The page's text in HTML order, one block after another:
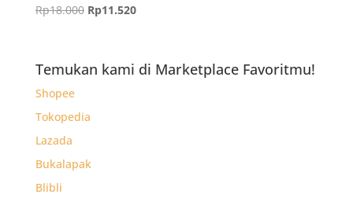
Rp18.000 Harga
Rp18.000.
Rp11.520Harga
adalah:
Temukan kami di Marketplace Favoritmu!
Shopee
Tokopedia
Lazada
Bukalapak
Blibli